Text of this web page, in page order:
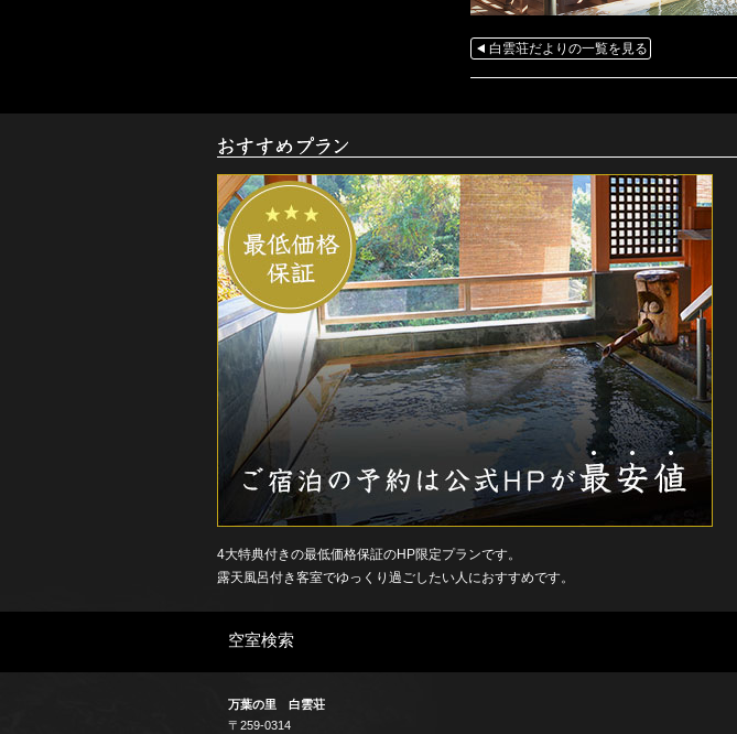
白雲荘だよりの一覧を見る
お
す
め
ご
宿
泊
プ
ラ
ン
4大特典付きの最低価格保証のHP限定プランです。
露天風呂付き客室でゆっくり過ごしたい人におすすめです。
空室検索
万葉の里 白雲荘
〒259-0314